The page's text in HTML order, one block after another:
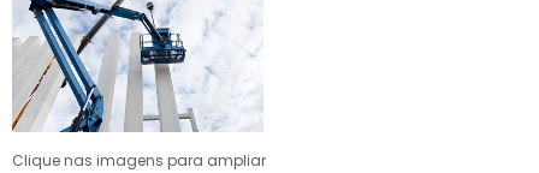
Clique nas imagens para ampliar